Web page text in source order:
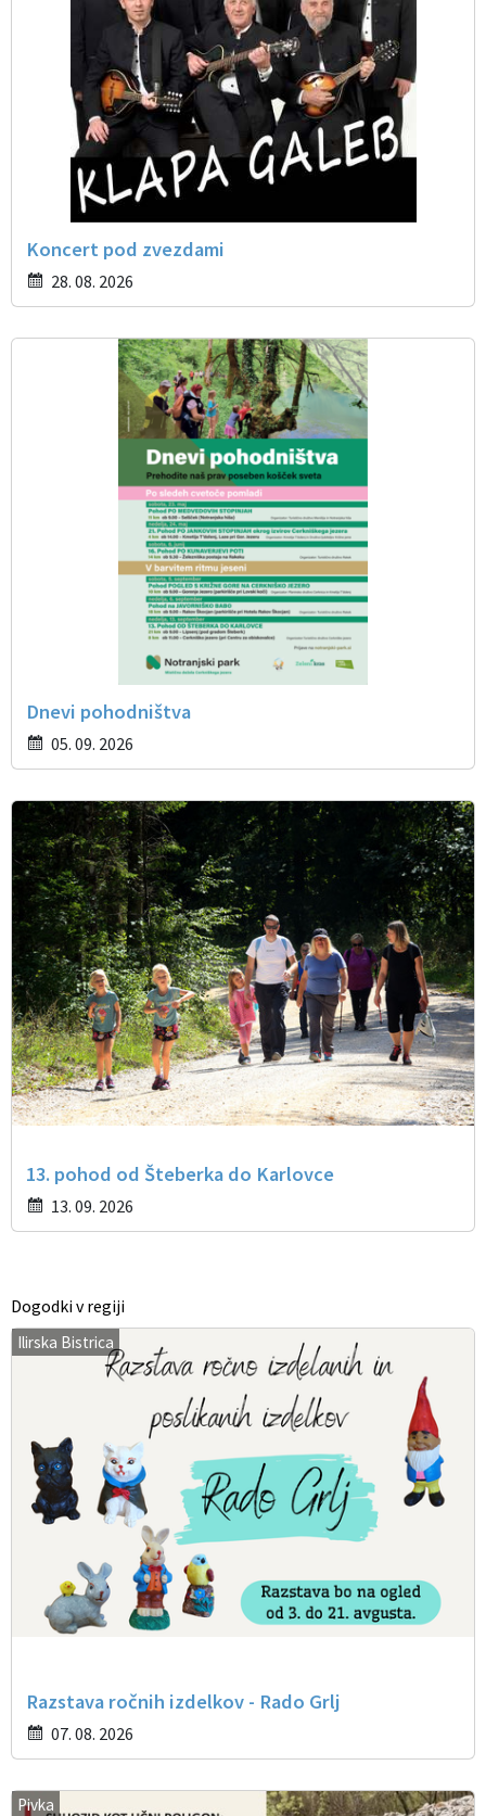
Koncert pod zvezdami
28. 08. 2026
Dnevi pohodništva
05. 09. 2026
13. pohod od Šteberka do Karlovce
13. 09. 2026
Dogodki v regiji
Ilirska Bistrica
Razstava ročnih izdelkov - Rado Grlj
07. 08. 2026
Pivka